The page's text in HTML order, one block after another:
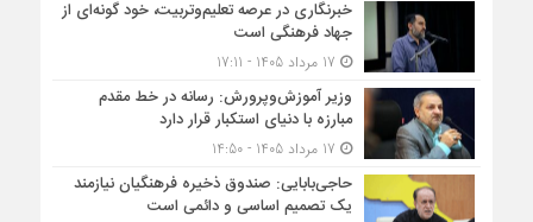
خبرنگاری در عرصه تعلیم‌وتربیت، خود گونه‌ای از
جهاد فرهنگی است
وزیر آموزش‌وپرورش: رسانه در خط مقدم
مبارزه با دنیای استکبار قرار دارد
حاجی‌بابایی: صندوق ذخیره فرهنگیان نیازمند
یک تصمیم اساسی و دائمی است